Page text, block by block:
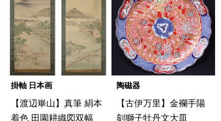
掛軸 日本画
【渡辺崋山】真筆 絹本
着色 田園耕織図双幅
陶磁器
【古伊万里】金襴手陽
刻獅子牡丹文大皿